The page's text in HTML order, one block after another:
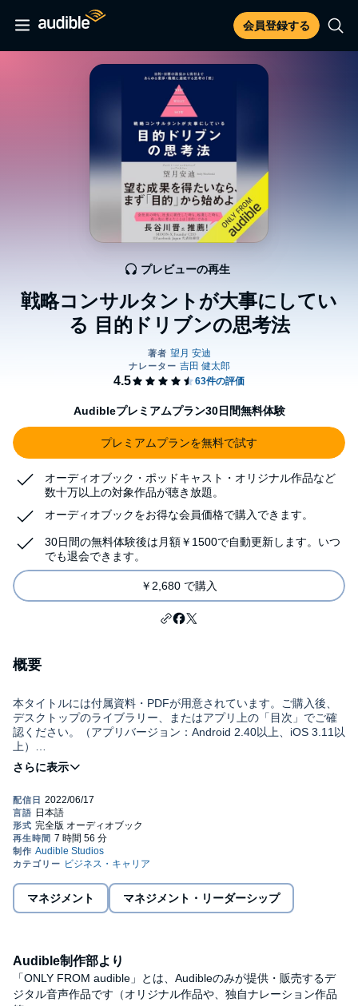
会員登録する
戦略コンサルタントが大事にしてい
る 目的ドリブンの思考法
プレビューの再生
Audibleプレミアムプラン30日間無料体験
プレミアムプランを無料で試す
オーディオブック・ポッドキャスト・オリジナル作品など
数十万以上の対象作品が聴き放題。
オーディオブックをお得な会員価格で購入できます。
30日間の無料体験後は月額￥1500で自動更新します。いつ
でも退会できます。
￥2,680 で購入
概要
本タイトルには付属資料・PDFが用意されています。ご購入後、
デスクトップのライブラリー、またはアプリ上の「目次」でご確
認ください。（アプリバージョン：Android 2.40以上、iOS 3.11以
上）
★発売2週間で即増刷、1万部突破! 現在3刷り★
(2022年4月15日調べ)
Amazon新着ランキング「資格・就職・MBA」部門1位! (2022年4
月5日調べ)
気鋭の戦略コンサルタントが教える
デロイトトーマツで上位数パーセントの人材に限られる
最高評価を4年連続で獲得した気鋭の戦略コンサルタントが教え
マネジメント マネジメント・リーダーシップ
Audible制作部より
「ONLY FROM audible」とは、Audibleのみが提供・販売するデ
ジタル音声作品です（オリジナル作品や、独自ナレーション作品